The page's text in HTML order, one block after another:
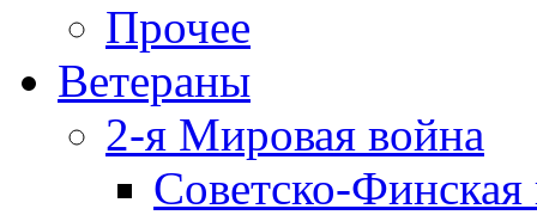
Прочее
Ветераны
2-я Мировая война
Советско-